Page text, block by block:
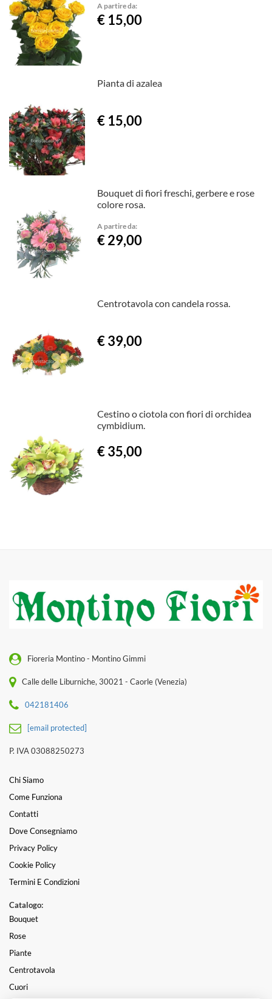
A partire da:
€ 15,00
Pianta di azalea
€ 15,00
Bouquet di fiori freschi, gerbere e rose
colore rosa.
A partire da:
€ 29,00
Centrotavola con candela rossa.
€ 39,00
Cestino o ciotola con fiori di orchidea
cymbidium.
€ 35,00
Fioreria Montino - Montino Gimmi
Calle delle Liburniche, 30021 - Caorle (Venezia)
042181406
[email protected]
P. IVA 03088250273
Chi Siamo
Come Funziona
Contatti
Dove Consegniamo
Privacy Policy
Cookie Policy
Termini E Condizioni
Catalogo:
Bouquet
Rose
Piante
Centrotavola
Cuori